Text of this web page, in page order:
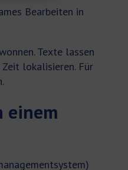
Bearbeiten in
Texte lassen
lokalisieren. Für
einem